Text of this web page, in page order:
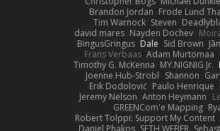
Brandon Jordan Frode Lund
Tim Warnock Steven
david mares Nayden Dochev
BingusGringus Dale Sid Brown
Frans Verbaas Adam Murtomaa
Timothy G. McKenna MY.NIGNIG Jr.
Joenne Hub-Strobl Shannon
Erik Dodolović Paulo Henrique
Jeremy Nelson Anton Heymann
GREENCom'e Mapping
Robert Tolppi: Support My Content
Daniel Phakos SETH WEBER